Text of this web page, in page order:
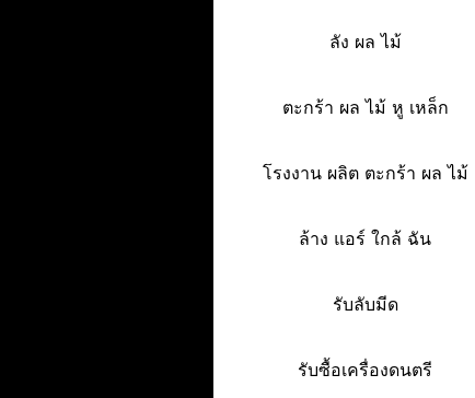
ลัง ผล ไม้
ตะกร้า ผล ไม้ หู เหล็ก
โรงงาน ผลิต ตะกร้า ผล ไม้
ล้าง แอร์ ใกล้ ฉัน
รับลับมีด
รับซื้อเครื่องดนตรี